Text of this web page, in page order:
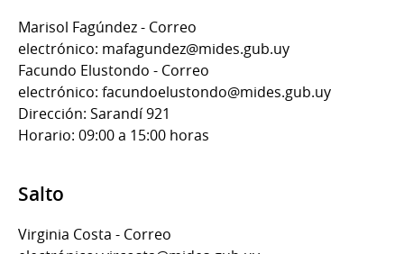
Marisol Fagúndez - Correo
electrónico: mafagundez@mides.gub.uy
Facundo Elustondo - Correo
electrónico: facundoelustondo@mides.gub.uy
Dirección: Sarandí 921
Horario: 09:00 a 15:00 horas
Salto
Virginia Costa - Correo